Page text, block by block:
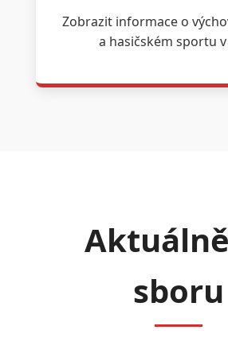
Zobrazit informace o
a hasičském sportu
sboru